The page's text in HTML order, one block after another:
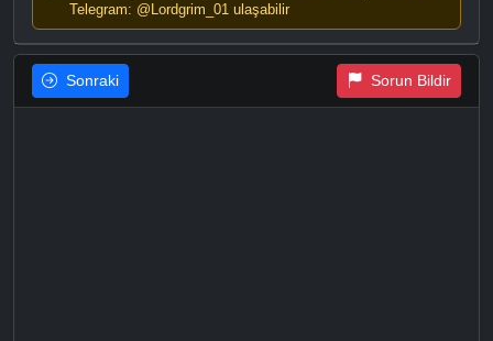
Telegram: @Lordgrim_01 ulaşabilir
Sonraki Sorun Bildir